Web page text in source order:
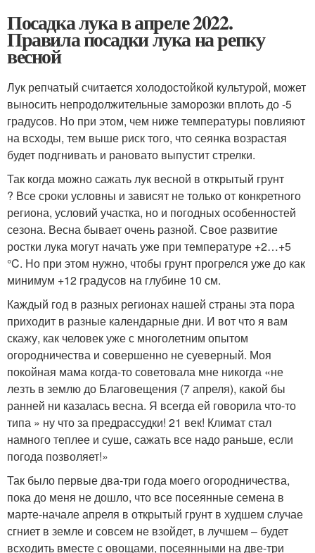
Посадка лука в апреле 2022.
Правила посадки лука на репку
весной
Лук репчатый считается холодостойкой культурой, может
выносить непродолжительные заморозки вплоть до -5
градусов. Но при этом, чем ниже температуры повлияют
на всходы, тем выше риск того, что сеянка возрастая
будет подгнивать и рановато выпустит стрелки.
Так когда можно сажать лук весной в открытый грунт
? Все сроки условны и зависят не только от конкретного
региона, условий участка, но и погодных особенностей
сезона. Весна бывает очень разной. Свое развитие
ростки лука могут начать уже при температуре +2…+5
°C. Но при этом нужно, чтобы грунт прогрелся уже до как
минимум +12 градусов на глубине 10 см.
Каждый год в разных регионах нашей страны эта пора
приходит в разные календарные дни. И вот что я вам
скажу, как человек уже с многолетним опытом
огородничества и совершенно не суеверный. Моя
покойная мама когда-то советовала мне никогда «не
лезть в землю до Благовещения (7 апреля), какой бы
ранней ни казалась весна. Я всегда ей говорила что-то
типа » ну что за предрассудки! 21 век! Климат стал
намного теплее и суше, сажать все надо раньше, если
погода позволяет!»
Так было первые два-три года моего огородничества,
пока до меня не дошло, что все посеянные семена в
марте-начале апреля в открытый грунт в худшем случае
сгниет в земле и совсем не взойдет, в лучшем – будет
всходить вместе с овощами, посеянными на две-три